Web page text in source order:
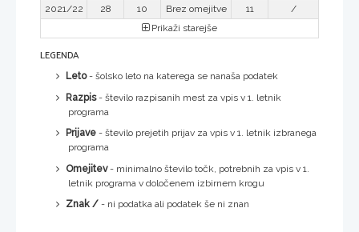
2021/22
28 10 Brez omejitve 11
/
Prikaži starejše
LEGENDA
Leto- šolsko leto na katerega se nanaša podatek
Razpis- število razpisanih mest za vpis v 1. letnik
programa
Prijave - število prejetih prijav za vpis v 1. letnik izbranega
programa
Omejitev- minimalno število točk, potrebnih za vpis v 1.
letnik programa v določenem izbirnem krogu
Znak / - ni podatka ali podatek še ni znan